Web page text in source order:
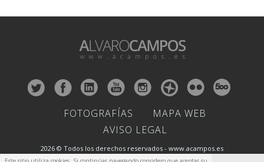
FOTOGRAFÍAS
MAPA WEB
AVISO LEGAL
2026 © Todos los derechos reservados - www.acampos.es